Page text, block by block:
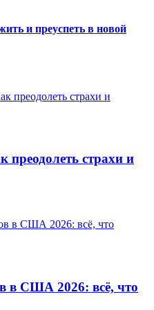
и преуспеть в новой
страхи и
в США 2026: всё, что